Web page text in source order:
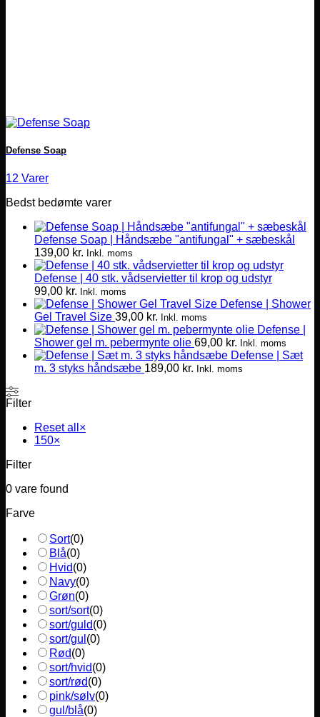
Defense Soap
12 Varer
Bedst bedømte varer
Defense Soap | Håndsæbe "antifungal" + sæbeskål
139,00 kr. Inkl. moms
Defense | 40 stk. vådservietter til krop og udstyr
99,00 kr. Inkl. moms
Defense | Shower
Gel Travel Size 39,00 kr. Inkl. moms
Defense |
Shower gel m. pebermynte olie 69,00 kr. Inkl. moms
Defense | Sæt
m. 3 styks håndsæbe 189,00 kr. Inkl. moms
Filter
Reset all ×
150×
Filter
0 vare found
Farve
Sort(0)
Blå(0)
Hvid(0)
Navy(0)
Grøn(0)
sort/sort(0)
sort/guld(0)
sort/gul (0)
Rød(0)
sort/hvid(0)
sort/rød(0)
pink/sølv(0)
gul/blå(0)